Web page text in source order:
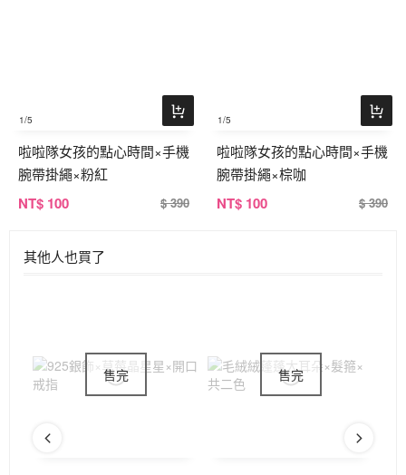
1/5
啦啦隊女孩的點心時間×手機
腕帶掛繩×粉紅
NT$ 100 $ 390
1/5
啦啦隊女孩的點心時間×手機
腕帶掛繩×棕咖
NT$ 100 $ 390
其他人也買了